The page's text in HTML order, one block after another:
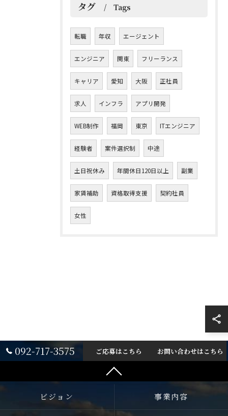
タグ Tags
転職 年収 エージェント
エンジニア 関東 フリーランス
キャリア 愛知 大阪 正社員
求人 インフラ アプリ開発
WEB制作 福岡 東京 ITエンジニア
経験者 案件選択制 中途
土日祝休み 年間休日120日以上 副業
家賃補助 資格取得支援 契約社員
女性
092-717-3575 ご応募はこちら お問い合わせはこちら
ビジョン 事業内容